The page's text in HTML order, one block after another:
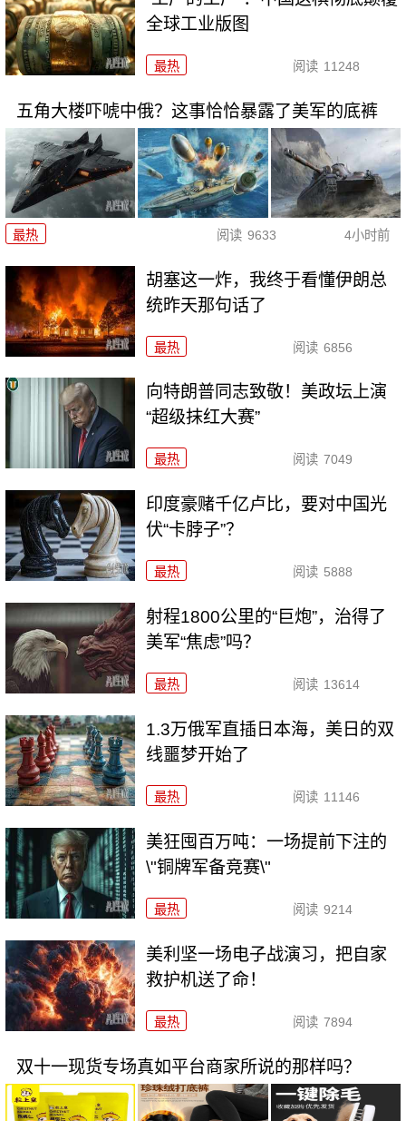
全球工业版图
最热 阅读 11248
五角大楼吓唬中俄？这事恰恰暴露了美军的底裤
最热 阅读 9633 4小时前
胡塞这一炸，我终于看懂伊朗总
统昨天那句话了
最热 阅读 6856
向特朗普同志致敬！美政坛上演
“超级抹红大赛”
最热 阅读 7049
印度豪赌千亿卢比，要对中国光
伏“卡脖子”？
最热 阅读 5888
射程1800公里的“巨炮”，治得了
美军“焦虑”吗？
最热 阅读 13614
1.3万俄军直插日本海，美日的双
线噩梦开始了
最热 阅读 11146
美狂囤百万吨：一场提前下注的
\"铜牌军备竞赛\"
最热 阅读 9214
美利坚一场电子战演习，把自家
救护机送了命！
最热 阅读 7894
双十一现货专场真如平台商家所说的那样吗？